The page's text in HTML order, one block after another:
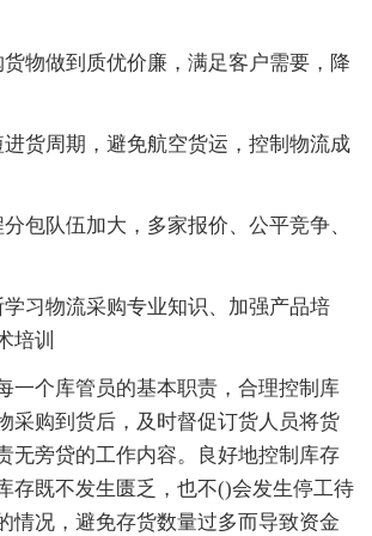
货物做到质优价廉，满足客户需要，降
进货周期，避免航空货运，控制物流成
包队伍加大，多家报价、公平竞争、
学习物流采购专业知识、加强产品培
培训
一个库管员的基本职责，合理控制库
采购到货后，及时督促订货人员将货
无旁贷的工作内容。良好地控制库存
存既不发生匮乏，也不()会发生停工待
情况，避免存货数量过多而导致资金